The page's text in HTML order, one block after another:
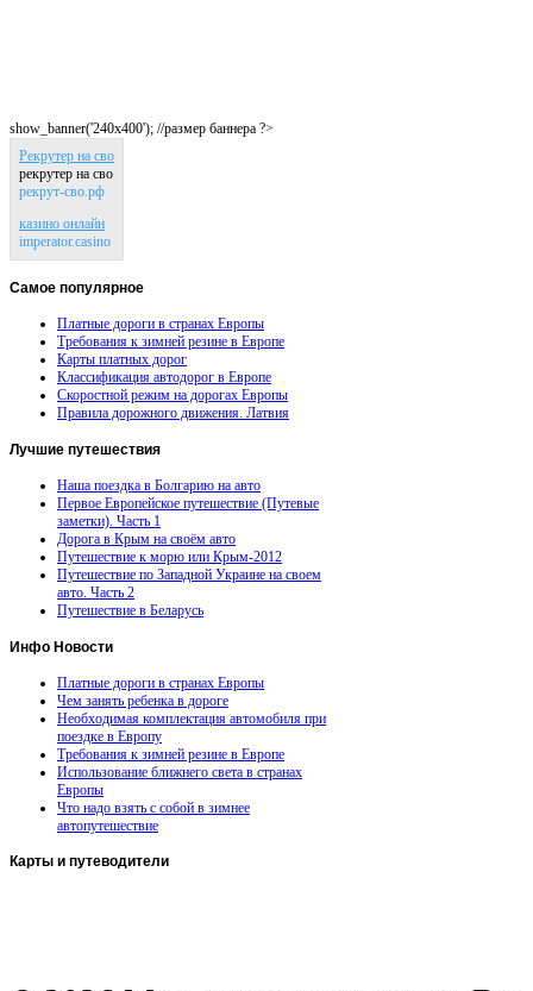
show_banner('240x400'); //размер баннера ?>
Рекрутер на сво
рекрутер на сво
рекрут-сво.рф
казино онлайн
imperator.casino
Самое популярное
Платные дороги в странах Европы
Требования к зимней резине в Европе
Карты платных дорог
Классификация автодорог в Европе
Скоростной режим на дорогах Европы
Правила дорожного движения. Латвия
Лучшие путешествия
Наша поездка в Болгарию на авто
Первое Европейское путешествие (Путевые
заметки). Часть 1
Дорога в Крым на своём авто
Путешествие к морю или Крым-2012
Путешествие по Западной Украине на своем
авто. Часть 2
Путешествие в Беларусь
Инфо Новости
Платные дороги в странах Европы
Чем занять ребенка в дороге
Необходимая комплектация автомобиля при
поездке в Европу
Требования к зимней резине в Европе
Использование ближнего света в странах
Европы
Что надо взять с собой в зимнее
автопутешествие
Карты и путеводители